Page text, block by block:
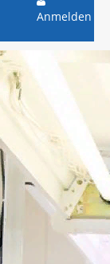
Anmelden